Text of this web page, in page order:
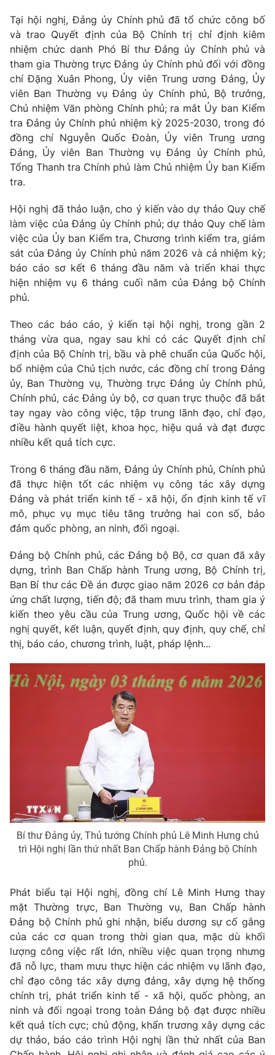
Tư vấn
Chuyên mục khác
Emagazine Podcast
Photo Infographic
Video Shorts video
VTV Money VTV Thể thao
Bất động sản
Thị trường 24h Tấm lòng Việt
VTV4 Vươn mình bằng AI
VTV9
Liên hệ tòa soạn English
THỜI BÁO VTV
Theo dõi báo trên
Cơ quan chủ quản:Đài Truyền hình Việt Nam
Cơ quan báo chí:Thời báo VTV
Giấy phép hoạt động báo in và báo điện tử số 483/GP-BTTTT
cấp ngày 29/12/2023
Phó Tổng Biên tập:Nguyễn Thị Mỹ Hạnh, Phạm Quốc Thắng,
Nguyễn Trọng Ninh
Tổng đài VTV:024.38 355 931 - 024.38 355 932
Ðiện thoại Thời báo VTV: 024.66 897 897
Email:toasoan@vtv.vn
Liên hệ quảng cáo:024-7300.7108
® Cấm sao chép dưới mọi hình thức nếu không có sự chấp
thông tin từ website này.
Tại hội nghị, Đảng ủy Chính phủ đã tổ chức công bố
và trao Quyết định của Bộ Chính trị chỉ định kiêm
nhiệm chức danh Phó Bí thư Đảng ủy Chính phủ và
tham gia Thường trực Đảng ủy Chính phủ đối với đồng
chí Đặng Xuân Phong, Ủy viên Trung ương Đảng, Ủy
viên Ban Thường vụ Đảng ủy Chính phủ, Bộ trưởng,
Chủ nhiệm Văn phòng Chính phủ; ra mắt Ủy ban Kiểm
tra Đảng ủy Chính phủ nhiệm kỳ 2025-2030, trong đó
đồng chí Nguyễn Quốc Đoàn, Ủy viên Trung ương
Đảng, Ủy viên Ban Thường vụ Đảng ủy Chính phủ,
Tổng Thanh tra Chính phủ làm Chủ nhiệm Ủy ban Kiểm
tra.
Hội nghị đã thảo luận, cho ý kiến vào dự thảo Quy chế
làm việc của Đảng ủy Chính phủ; dự thảo Quy chế làm
việc của Ủy ban Kiểm tra, Chương trình kiểm tra, giám
sát của Đảng ủy Chính phủ năm 2026 và cả nhiệm kỳ;
báo cáo sơ kết 6 tháng đầu năm và triển khai thực
hiện nhiệm vụ 6 tháng cuối năm của Đảng bộ Chính
phủ.
Theo các báo cáo, ý kiến tại hội nghị, trong gần 2
tháng vừa qua, ngay sau khi có các Quyết định chỉ
định của Bộ Chính trị, bầu và phê chuẩn của Quốc hội,
bổ nhiệm của Chủ tịch nước, các đồng chí trong Đảng
ủy, Ban Thường vụ, Thường trực Đảng ủy Chính phủ,
Chính phủ, các Đảng ủy bộ, cơ quan trực thuộc đã bắt
tay ngay vào công việc, tập trung lãnh đạo, chỉ đạo,
điều hành quyết liệt, khoa học, hiệu quả và đạt được
nhiều kết quả tích cực.
Trong 6 tháng đầu năm, Đảng ủy Chính phủ, Chính phủ
đã thực hiện tốt các nhiệm vụ công tác xây dựng
Đảng và phát triển kinh tế - xã hội, ổn định kinh tế vĩ
mô, phục vụ mục tiêu tăng trưởng hai con số, bảo
đảm quốc phòng, an ninh, đối ngoại.
Đảng bộ Chính phủ, các Đảng bộ Bộ, cơ quan đã xây
dựng, trình Ban Chấp hành Trung ương, Bộ Chính trị,
Ban Bí thư các Đề án được giao năm 2026 cơ bản đáp
ứng chất lượng, tiến độ; đã tham mưu trình, tham gia ý
kiến theo yêu cầu của Trung ương, Quốc hội về các
nghị quyết, kết luận, quyết định, quy định, quy chế, chỉ
thị, báo cáo, chương trình, luật, pháp lệnh...
Bí thư Đảng ủy, Thủ tướng Chính phủ Lê Minh Hưng chủ
trì Hội nghị lần thứ nhất Ban Chấp hành Đảng bộ Chính
phủ.
Phát biểu tại Hội nghị, đồng chí Lê Minh Hưng thay
mặt Thường trực, Ban Thường vụ, Ban Chấp hành
Đảng bộ Chính phủ ghi nhận, biểu dương sự cố gắng
của các cơ quan trong thời gian qua, mặc dù khối
lượng công việc rất lớn, nhiều việc quan trọng nhưng
đã nỗ lực, tham mưu thực hiện các nhiệm vụ lãnh đạo,
chỉ đạo công tác xây dựng đảng, xây dựng hệ thống
chính trị, phát triển kinh tế - xã hội, quốc phòng, an
ninh và đối ngoại trong toàn Đảng bộ đạt được nhiều
kết quả tích cực; chủ động, khẩn trương xây dựng các
dự thảo, báo cáo trình Hội nghị lần thứ nhất của Ban